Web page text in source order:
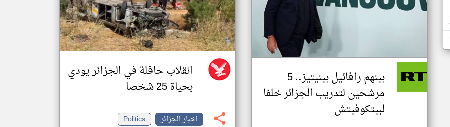
بينهم رافائيل بينيتيز.. 5
مرشحين لتدريب الجزائر خلفا
لبيتكوفيتش
انقلاب حافلة في الجزائر يودي
بحياة 25 شخصا
اخبار الجزائر
Politics